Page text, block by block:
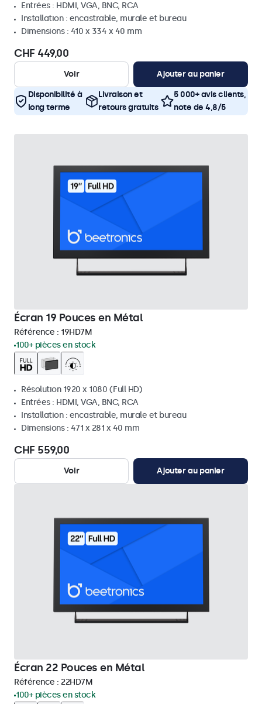
Entrées : HDMI, VGA, BNC, RCA
Installation : encastrable, murale et bureau
Dimensions : 410 x 334 x 40 mm
CHF 449,00
Voir Ajouter au panier
Disponibilité à
long terme
Livraison et
retours gratuits
5 000+ avis clients,
note de 4,8/5
Écran 19 Pouces en Métal
Référence : 19HD7M
100+ pièces en stock
Résolution 1920 x 1080 (Full HD)
Entrées : HDMI, VGA, BNC, RCA
Installation : encastrable, murale et bureau
Dimensions : 471 x 281 x 40 mm
CHF 559,00
Voir Ajouter au panier
Écran 22 Pouces en Métal
Référence : 22HD7M
100+ pièces en stock